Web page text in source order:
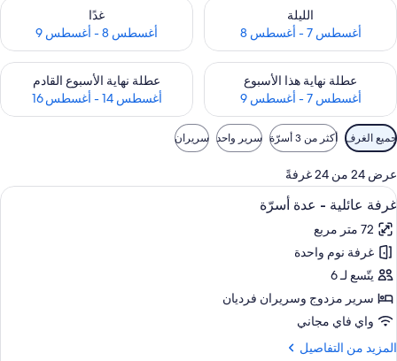
الليلة
أغسطس 7 - أغسطس 8
تحقق من مدى التوفر لليلة للفترة أغسطس 7 - أغسطس 8
غدًا
أغسطس 8 - أغسطس 9
تحقق من مدى التوفر لغد للفترة أغسطس
عطلة نهاية هذا الأسبوع
أغسطس 7 - أغسطس 9
تحقق من مدى التوفر لعطلة نهاية هذا الأسبوع للفترة أغسطس 7 - أغسطس 9
عطلة نهاية الأسبوع القادم
أغسطس 14 - أغسطس 16
تحقق من مدى التوفر لعطلة نهاية
عوامل
التصفية
المتاحة
للغرف
جميع الغرف أكثر من 3 أسرّة سرير واحد سريران
عرض 24 من 24 غرفةً
استعراض
جميع
صور
غرفة
عائلية
-
عدة
أسرّة
أغطية فراش متميزة وميني بار وخزنة
9
غرفة عائلية - عدة أسرّة
72 متر مربع
غرفة نوم واحدة
يتّسع لـ 6
سرير مزدوج‫‬ وسريران فرديان
واي فاي مجاني
المزيد من التفاصيل
المزيد